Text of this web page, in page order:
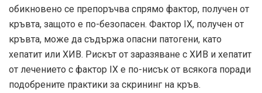
обикновено се препоръчва спрямо фактор, получен от
кръвта, защото е по-безопасен. Фактор IX, получен от
кръвта, може да съдържа опасни патогени, като
хепатит или ХИВ. Рискът от заразяване с ХИВ и хепатит
от лечението с фактор IX е по-нисък от всякога поради
подобрените практики за скрининг на кръв.